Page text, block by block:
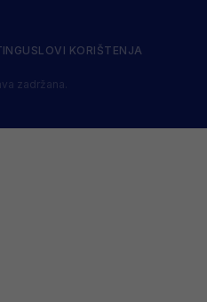
USLOVI KORIŠTENJA
zadržana.